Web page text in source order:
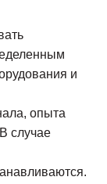
и
опыта
случае